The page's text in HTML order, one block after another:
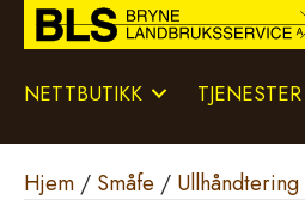
NETTBUTIKK TJENESTER
Hjem / Småfe / Ullhåndtering